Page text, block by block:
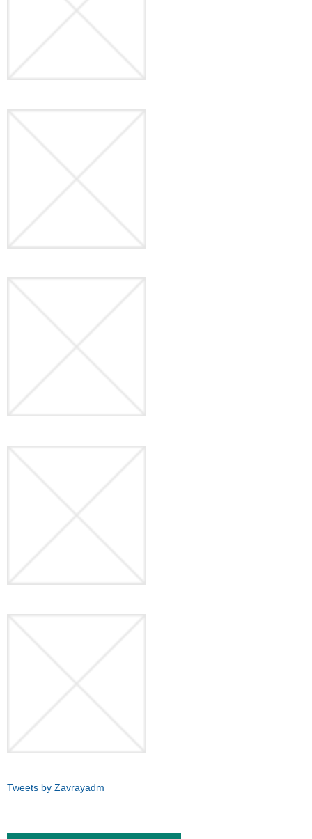
Tweets by Zavrayadm